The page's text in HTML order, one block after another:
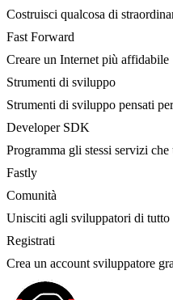
Costruisci qualcosa di
Fast Forward
Creare un Internet più affidabile
Strumenti di sviluppo
Strumenti di sviluppo pensati
Developer SDK
Programma gli stessi servizi
Fastly
Comunità
Unisciti agli sviluppatori di tutto
Registrati
Crea un account sviluppatore